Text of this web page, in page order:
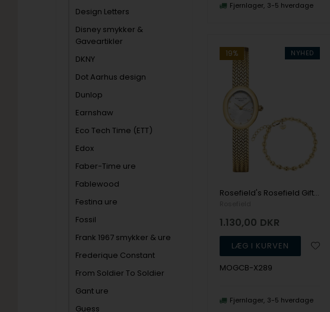
Design Letters
Disney smykker &
Gaveartikler
DKNY
Dot Aarhus design
Dunlop
Earnshaw
Eco Tech Time (ETT)
Edox
Faber-Time ure
Fablewood
Festina ure
Fossil
Frank 1967 smykker & ure
Frederique Constant
From Soldier To Soldier
Gant ure
Guess
Fjernlager 3-5 hverdage
NYHED
19%
Rosefield's Rosefield Gift Sets MOGCB-X289
1.130,00 DKR
MOGCB-X289
Fjernlager 3-5 hverdage